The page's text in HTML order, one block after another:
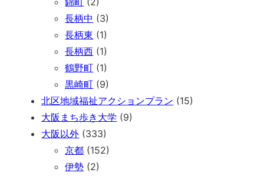
長柄中 (3)
長柄東 (1)
長柄西 (1)
鶴野町 (1)
黒崎町 (9)
北区地域福祉アクションプラン (15)
大阪まち歩き大学 (9)
大阪以外 (333)
京都 (152)
伊勢 (2)